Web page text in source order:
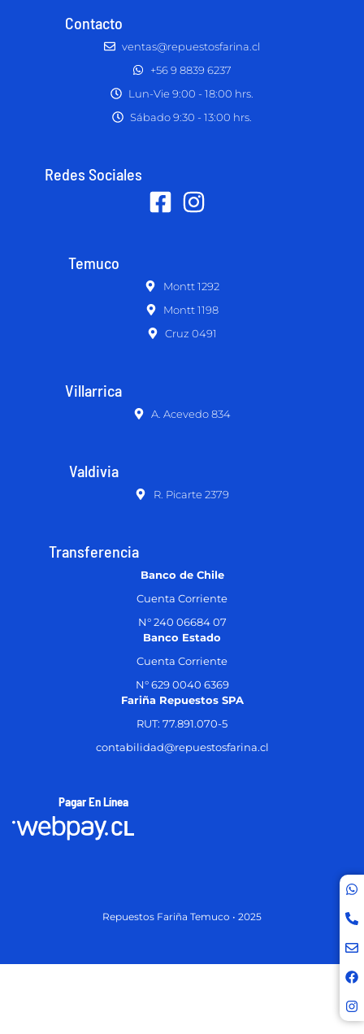
Contacto
ventas@repuestosfarina.cl
+56 9 8839 6237
Lun-Vie 9:00 - 18:00 hrs.
Sábado 9:30 - 13:00 hrs.
Redes Sociales
Temuco
Montt 1292
Montt 1198
Cruz 0491
Villarrica
A. Acevedo 834
Valdivia
R. Picarte 2379
Transferencia
Banco de Chile
Cuenta Corriente
N° 240 06684 07
Banco Estado
Cuenta Corriente
N° 629 0040 6369
Fariña Repuestos SPA
RUT: 77.891.070-5
contabilidad@repuestosfarina.cl
Pagar En Línea
Repuestos Fariña Temuco • 2025